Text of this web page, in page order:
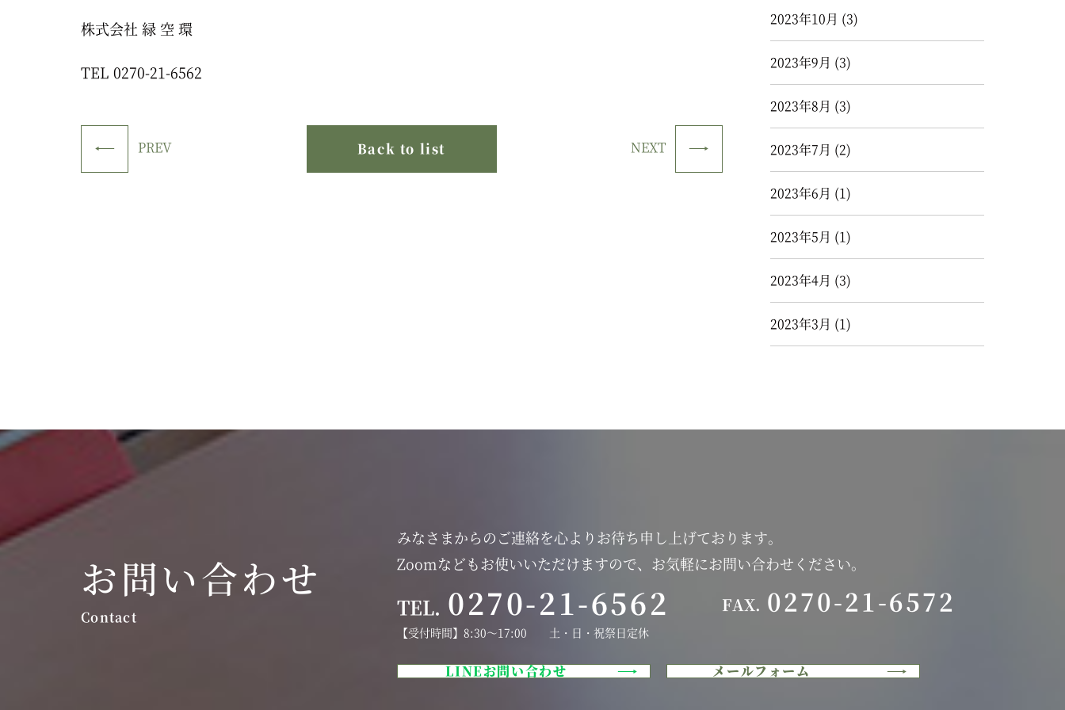
株式会社 緑 空 環
TEL 0270-21-6562
PREV Back to list NEXT
2023年10月 (3)
2023年9月 (3)
2023年8月 (3)
2023年7月 (2)
2023年6月 (1)
2023年5月 (1)
2023年4月 (3)
2023年3月 (1)
お問い合わせ
みなさまからのご連絡を心よりお待ち申し上げております。
Zoomなどもお使いいただけますので、お気軽にお問い合わせください。
TEL. 0270-21-6562
【受付時間】8:30～17:00 土・日・祝祭日定休
FAX. 0270-21-6572
LINEお問い合わせ メールフォーム